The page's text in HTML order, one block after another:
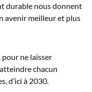
durable nous donnent
avenir meilleur et plus
ne laisser
chacun
d’ici à 2030.